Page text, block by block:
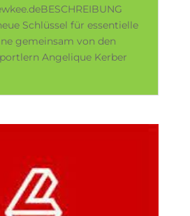
Schlüssel für essentielle
gemeinsam von den
Angelique Kerber